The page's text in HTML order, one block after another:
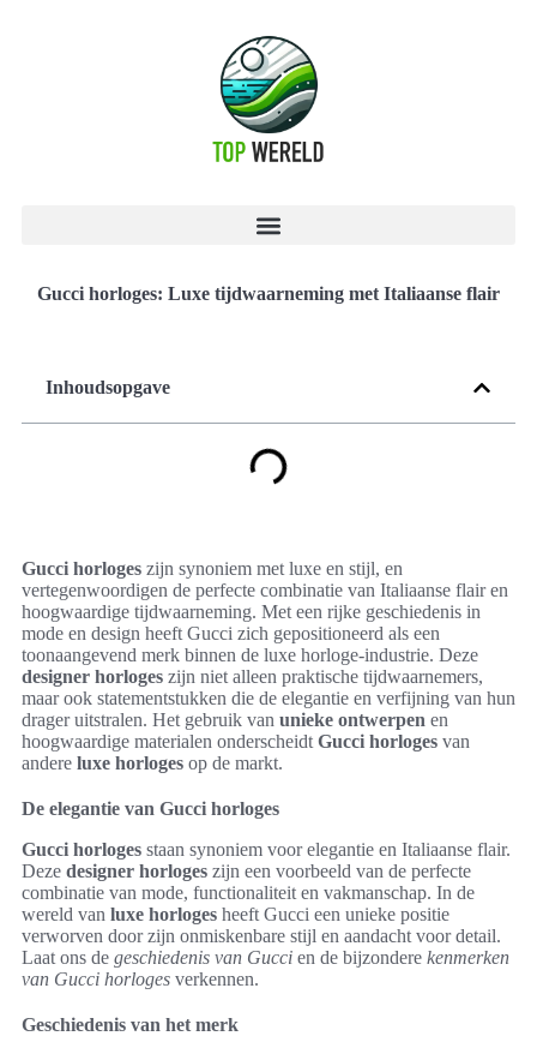
Gucci horloges: Luxe tijdwaarneming met Italiaanse flair
Inhoudsopgave
Gucci horloges zijn synoniem met luxe en stijl, en
vertegenwoordigen de perfecte combinatie van Italiaanse flair en
hoogwaardige tijdwaarneming. Met een rijke geschiedenis in
mode en design heeft Gucci zich gepositioneerd als een
toonaangevend merk binnen de luxe horloge-industrie. Deze
designer horloges zijn niet alleen praktische tijdwaarnemers,
maar ook statementstukken die de elegantie en verfijning van hun
drager uitstralen. Het gebruik van unieke ontwerpen en
hoogwaardige materialen onderscheidt Gucci horloges van
andere luxe horloges op de markt.
De elegantie van Gucci horloges
Gucci horloges staan synoniem voor elegantie en Italiaanse flair.
Deze designer horloges zijn een voorbeeld van de perfecte
combinatie van mode, functionaliteit en vakmanschap. In de
wereld van luxe horloges heeft Gucci een unieke positie
verworven door zijn onmiskenbare stijl en aandacht voor detail.
Laat ons de geschiedenis van Gucci en de bijzondere kenmerken
van Gucci horloges verkennen.
Geschiedenis van het merk